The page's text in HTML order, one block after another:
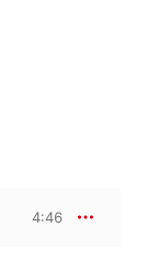
4:46